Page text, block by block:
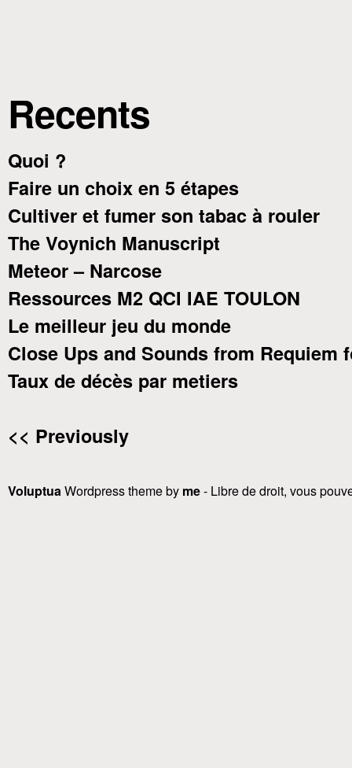
Recents
Quoi ?
Faire un choix en 5 étapes
Cultiver et fumer son tabac à rouler
The Voynich Manuscript
Meteor – Narcose
Ressources M2 QCI IAE TOULON
Le meilleur jeu du monde
Close Ups and Sounds from Requiem
Taux de décès par metiers
<< Previously
VoluptuaWordpress theme by me- Libre de droit, vous